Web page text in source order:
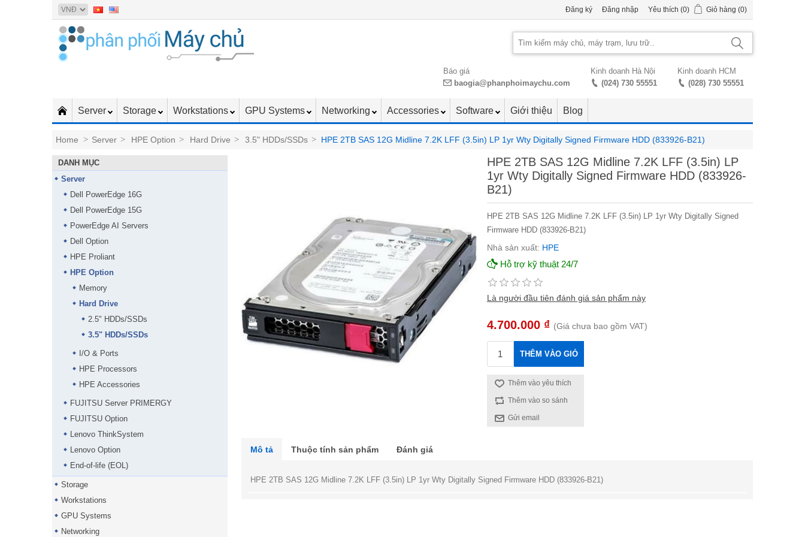
Đăng ký Đăng nhập Yêu thích (0) Giỏ hàng (0)
Báo giá
baogia@phanphoimaychu.com
Kinh doanh Hà Nội
(024) 730 55551
Kinh doanh HCM
(028) 730 55551
Server Storage Workstations GPU Systems Networking Accessories Software Giới thiệu Blog
Home > Server > HPE Option > Hard Drive > 3.5" HDDs/SSDs > HPE 2TB SAS 12G Midline 7.2K LFF (3.5in) LP 1yr Wty Digitally Signed Firmware HDD (833926-B21)
DANH MỤC
Server
Dell PowerEdge 16G
Dell PowerEdge 15G
PowerEdge AI Servers
Dell Option
HPE Proliant
HPE Option
Memory
Hard Drive
2.5" HDDs/SSDs
3.5" HDDs/SSDs
I/O & Ports
HPE Processors
HPE Accessories
FUJITSU Server PRIMERGY
FUJITSU Option
Lenovo ThinkSystem
Lenovo Option
End-of-life (EOL)
Storage
Workstations
GPU Systems
Networking
HPE 2TB SAS 12G Midline 7.2K LFF (3.5in) LP
1yr Wty Digitally Signed Firmware HDD (833926-
B21)
HPE 2TB SAS 12G Midline 7.2K LFF (3.5in) LP 1yr Wty Digitally Signed
Firmware HDD (833926-B21)
Nhà sản xuất: HPE
Hỗ trợ kỹ thuật 24/7
Là người đầu tiên đánh giá sản phẩm này
4.700.000 ₫ (Giá chưa bao gồm VAT)
THÊM VÀO GIỎ
Thêm vào yêu thích
Thêm vào so sánh
Gửi email
Mô tả Thuộc tính sản phẩm Đánh giá
HPE 2TB SAS 12G Midline 7.2K LFF (3.5in) LP 1yr Wty Digitally Signed Firmware HDD (833926-B21)